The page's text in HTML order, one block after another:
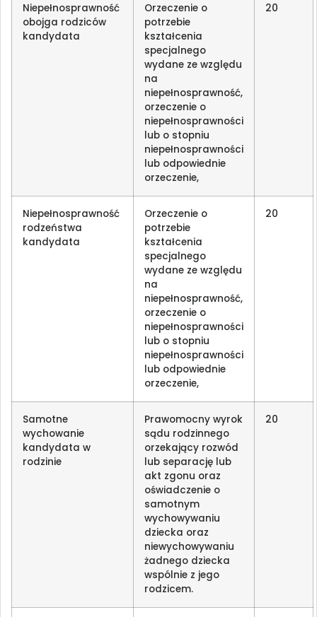
Niepełnosprawność
obojga rodziców
kandydata
Orzeczenie o
potrzebie
kształcenia
specjalnego
wydane ze względu
na
niepełnosprawność,
orzeczenie o
niepełnosprawności
lub o stopniu
niepełnosprawności
lub odpowiednie
orzeczenie,
20
Niepełnosprawność
rodzeństwa
kandydata
Orzeczenie o
potrzebie
kształcenia
specjalnego
wydane ze względu
na
niepełnosprawność,
orzeczenie o
niepełnosprawności
lub o stopniu
niepełnosprawności
lub odpowiednie
orzeczenie,
20
Samotne
wychowanie
kandydata w
rodzinie
Prawomocny wyrok
sądu rodzinnego
orzekający rozwód
lub separację lub
akt zgonu oraz
oświadczenie o
samotnym
wychowywaniu
dziecka oraz
niewychowywaniu
żadnego dziecka
wspólnie z jego
rodzicem.
20